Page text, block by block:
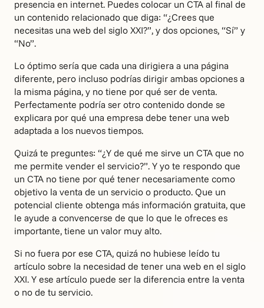
presencia en internet. Puedes colocar un CTA al final de
un contenido relacionado que diga: “¿Crees que
necesitas una web del siglo XXI?”, y dos opciones, “Sí” y
“No”.
Lo óptimo sería que cada una dirigiera a una página
diferente, pero incluso podrías dirigir ambas opciones a
la misma página, y no tiene por qué ser de venta.
Perfectamente podría ser otro contenido donde se
explicara por qué una empresa debe tener una web
adaptada a los nuevos tiempos.
Quizá te preguntes: “¿Y de qué me sirve un CTA que no
me permite vender el servicio?”. Y yo te respondo que
un CTA no tiene por qué tener necesariamente como
objetivo la venta de un servicio o producto. Que un
potencial cliente obtenga más información gratuita, que
le ayude a convencerse de que lo que le ofreces es
importante, tiene un valor muy alto.
Si no fuera por ese CTA, quizá no hubiese leído tu
artículo sobre la necesidad de tener una web en el siglo
XXI. Y ese artículo puede ser la diferencia entre la venta
o no de tu servicio.